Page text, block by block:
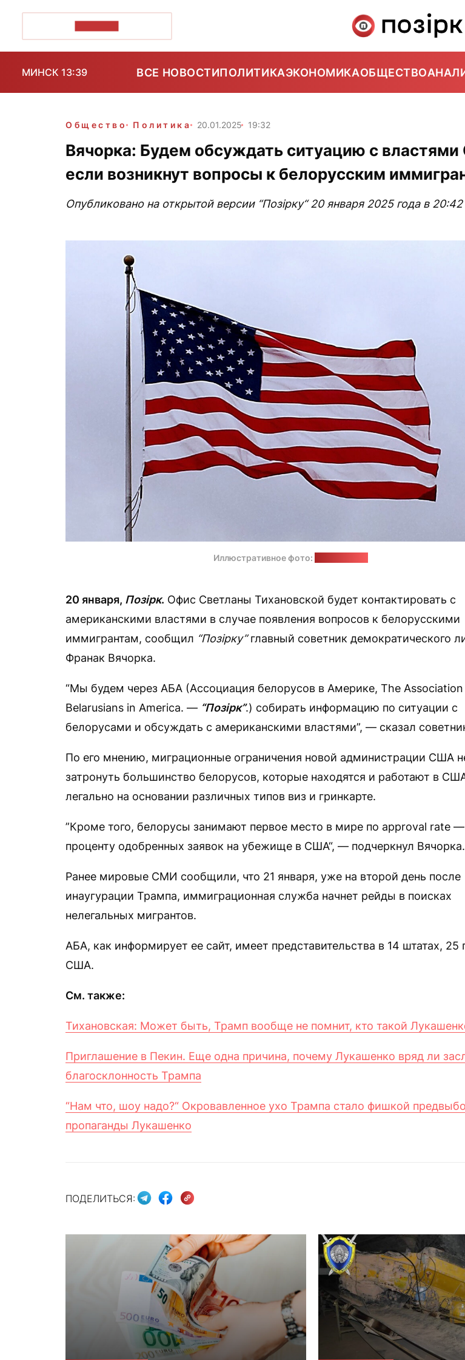
МИНСК 13:39 ВСЕ НОВОСТИПОЛИТИКАЭКОНОМИКАОБЩЕСТВО
Общество Политика 20.01.2025 19:32
Вячорка: Будем обсуждать ситуацию с
если возникнут вопросы к белорусским
Опубликовано на открытой версии “Позірку“ 20 января 2025 года в 20:42
Иллюстративное фото:
20 января, Позірк. Офис Светланы Тихановской будет контактировать с
американскими властями в случае появления вопросов к белорусскими
иммигрантам, сообщил “Позірку”главный советник демократического
Франак Вячорка.
“Мы будем через AБA (Ассоциация белорусов в Америке, The
Belarusians in America. — “Позірк”.) собирать информацию по ситуации с
белорусами и обсуждать с американскими властями”, — сказал
По его мнению, миграционные ограничения новой администрации США
затронуть большинство белорусов, которые находятся и работают в
легально на основании различных типов виз и гринкарте.
”Кроме того, белорусы занимают первое место в мире по approval rate —
проценту одобренных заявок на убежище в США“, — подчеркнул Вячорка.
Ранее мировые СМИ сообщили, что 21 января, уже на второй день после
инаугурации Трампа, иммиграционная служба начнет рейды в поисках
нелегальных мигрантов.
AБA, как информирует ее сайт, имеет представительства в 14 штатах, 25
США.
См. также:
Тихановская: Может быть, Трамп вообще не помнит, кто такой
Приглашение в Пекин. Еще одна причина, почему Лукашенко вряд ли
благосклонность Трампа
“Нам что, шоу надо?“ Окровавленное ухо Трампа стало фишкой
пропаганды Лукашенко
ПОДЕЛИТЬСЯ: